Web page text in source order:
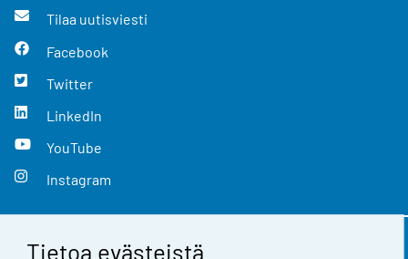
Tietoa evästeistä
Tilaa uutisviesti
Facebook
Twitter
LinkedIn
YouTube
Instagram